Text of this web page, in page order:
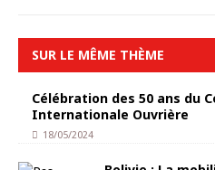
SUR LE MÊME THÈME
Célébration des 50 ans du
Internationale Ouvrière
18/05/2024